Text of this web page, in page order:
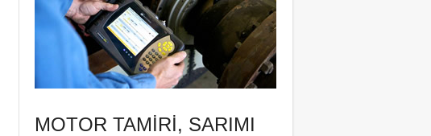
MOTOR TAMIRI, SARIMI